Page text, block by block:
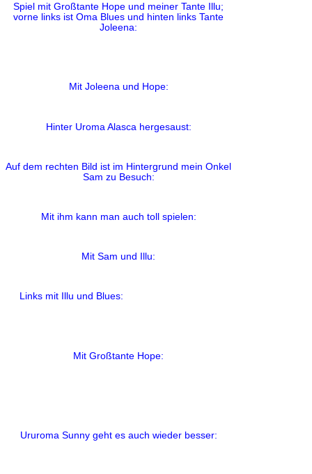
Spiel mit Großtante Hope und meiner Tante Illu;
vorne links ist Oma Blues und hinten links Tante
Joleena:
Mit Joleena und Hope:
Hinter Uroma Alasca hergesaust:
Auf dem rechten Bild ist im Hintergrund mein Onkel
Sam zu Besuch:
Mit ihm kann man auch toll spielen:
Mit Sam und Illu:
Links mit Illu und Blues:
Mit Großtante Hope:
Ururoma Sunny geht es auch wieder besser: